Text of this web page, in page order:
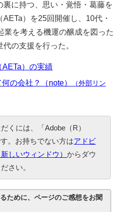
裏に持つ、思い・覚悟・葛藤を
）を25回開催し、10代・
業を考える機運の醸成を図った
の支援を行った。
）の実績
の会社？（note）
（外部リン
くには、「Adobe（R）
。お持ちでない方はアドビ
しいウィンドウ）からダウ
さい。
ために、ページのご感想をお聞